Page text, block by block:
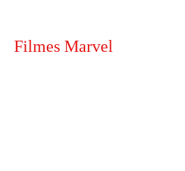
Filmes Marvel